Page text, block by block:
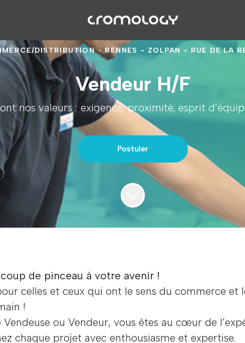
DISTRIBUTION · RENNES - ZOLPAN - RUE DE LA
Vendeur H/F
nos valeurs : exigence, proximité, esprit
Postuler
de pinceau à votre avenir !
celles et ceux qui ont le sens du commerce et
!
ou Vendeur, vous êtes au cœur de
chaque projet avec enthousiasme et expertise.